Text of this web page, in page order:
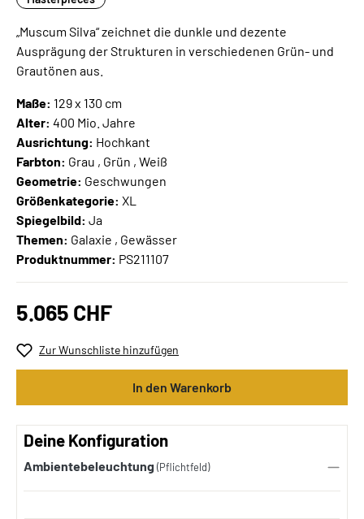
„Muscum Silva“ zeichnet die dunkle und dezente
Ausprägung der Strukturen in verschiedenen Grün- und
Grautönen aus.
Maße: 129 x 130 cm
Alter: 400 Mio. Jahre
Ausrichtung: Hochkant
Farbton: Grau , Grün , Weiß
Geometrie: Geschwungen
Größenkategorie: XL
Spiegelbild: Ja
Themen: Galaxie , Gewässer
Produktnummer: PS211107
5.065 CHF
Zur Wunschliste hinzufügen
In den Warenkorb
Deine Konfiguration
Ambientebeleuchtung (Pflichtfeld)